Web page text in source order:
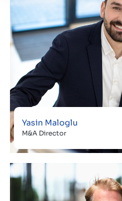
Yasin Maloglu
M&A Director